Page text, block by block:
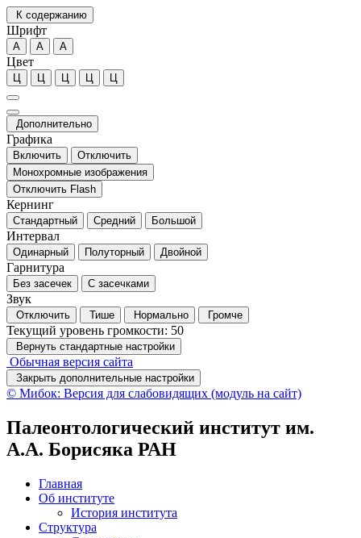
К содержанию
Шрифт
А А А
Цвет
Ц Ц Ц Ц Ц
Дополнительно
Графика
Включить
Отключить
Монохромные изображения
Отключить Flash
Кернинг
Стандартный Средний Большой
Интервал
Одинарный Полуторный Двойной
Гарнитура
Без засечек С засечками
Звук
Отключить Тише Нормально Громче
Текущий уровень громкости: 50
Вернуть стандартные настройки
Обычная версия сайта
Закрыть дополнительные настройки
© Мибок: Версия для слабовидящих (модуль на сайт)
Палеонтологический институт им.
А.А. Борисяка РАН
Главная
Об институте
История института
Структура